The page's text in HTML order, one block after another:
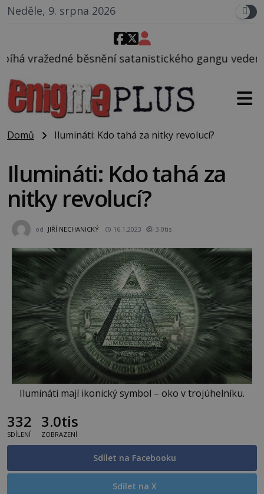
Neděle, 9. srpna 2026
gangu vedeného Charlesem
Domů Ilumináti: Kdo tahá za nitky revolucí?
Ilumináti: Kdo tahá za
nitky revolucí?
od JIŘÍ NECHANICKÝ 16.1.2023 3.0tis
Ilumináti mají ikonický symbol – oko v trojúhelníku.
332
SDÍLENÍ
3.0tis
ZOBRAZENÍ
Sdílet na Facebooku
Sdílet na X